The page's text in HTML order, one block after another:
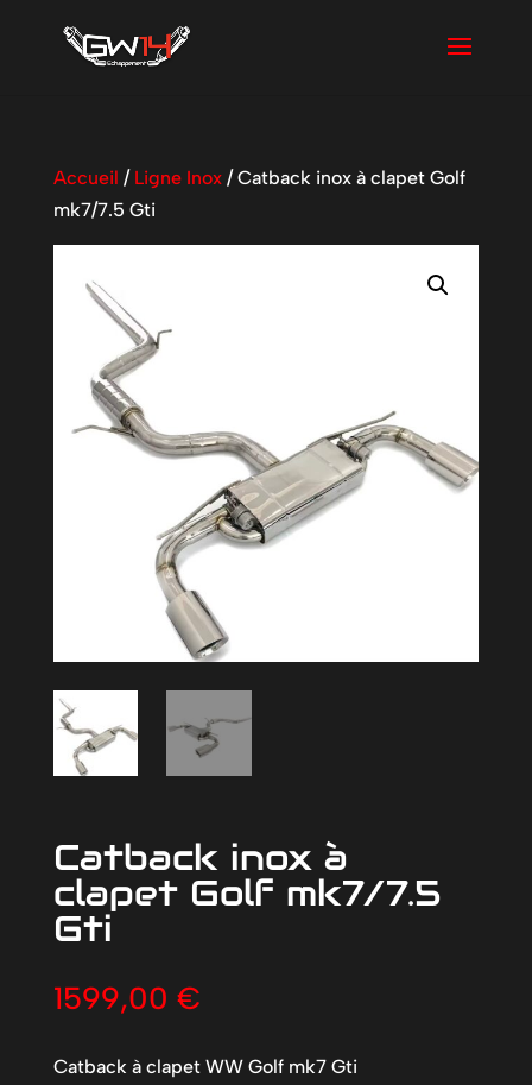
Accueil / Ligne Inox/ Catback inox à clapet Golf
mk7/7.5 Gti
Catback inox à
clapet Golf mk7/7.5
Gti
1599,00 €
Catback à clapet WW Golf mk7 Gti